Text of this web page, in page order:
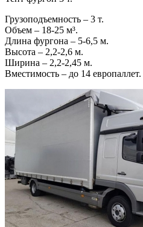
Грузоподъемность – 3 т.
Объем – 18-25 м³.
Длина фургона – 5-6,5 м.
Высота – 2,2-2,6 м.
Ширина – 2,2-2,45 м.
Вместимость – до 14 европаллет.